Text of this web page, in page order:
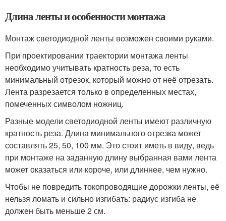
Длина ленты и особенности монтажа
Монтаж светодиодной ленты возможен своими руками.
При проектировании траектории монтажа ленты
необходимо учитывать кратность реза, то есть
минимальный отрезок, который можно от неё отрезать.
Лента разрезается только в определенных местах,
помеченных символом ножниц.
Разные модели светодиодной ленты имеют различную
кратность реза. Длина минимального отрезка может
составлять 25, 50, 100 мм. Это стоит иметь в виду, ведь
при монтаже на заданную длину выбранная вами лента
может оказаться или короче, или длиннее, чем нужно.
Чтобы не повредить токопроводящие дорожки ленты, её
нельзя ломать и сильно изгибать: радиус изгиба не
должен быть меньше 2 см.